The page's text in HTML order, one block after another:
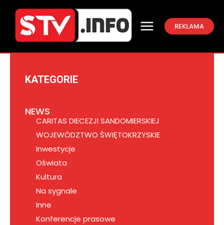
REKLAMA
KATEGORIE
NEWS
CARITAS DIECEZJI SANDOMIERSKIEJ
WOJEWÓDZTWO ŚWIĘTOKRZYSKIE
Inwestycje
Oświata
Kultura
Na sygnale
Inne
Konferencje prasowe